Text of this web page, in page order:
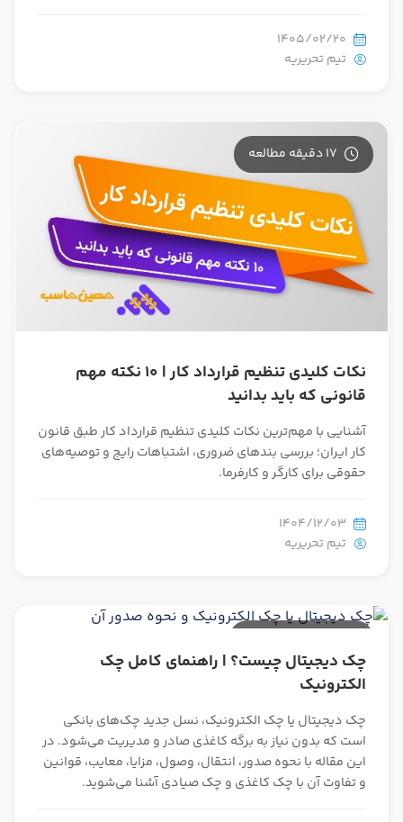
1405/02/20
تیم تحریریه
17 دقیقه مطالعه
نکات کلیدی تنظیم قرارداد کار | 10 نکته مهم
قانونی که باید بدانید
آشنایی با مهم‌ترین نکات کلیدی تنظیم قرارداد کار طبق قانون
کار ایران؛ بررسی بندهای ضروری، اشتباهات رایج و توصیه‌های
حقوقی برای کارگر و کارفرما.
1404/12/03
تیم تحریریه
چک دیجیتال چیست؟ | راهنمای کامل چک
الکترونیک
چک دیجیتال یا چک الکترونیک، نسل جدید چک‌های بانکی
است که بدون نیاز به برگه کاغذی صادر و مدیریت می‌شود. در
این مقاله با نحوه صدور، انتقال، وصول، مزایا، معایب، قوانین
و تفاوت آن با چک کاغذی و چک صیادی آشنا می‌شوید.